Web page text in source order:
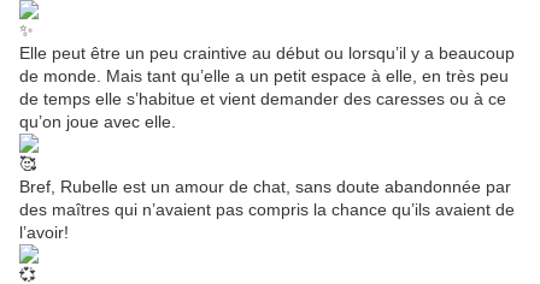
Elle peut être un peu craintive au début ou lorsqu’il y a beaucoup
de monde. Mais tant qu’elle a un petit espace à elle, en très peu
de temps elle s’habitue et vient demander des caresses ou à ce
qu’on joue avec elle.
Bref, Rubelle est un amour de chat, sans doute abandonnée par
des maîtres qui n’avaient pas compris la chance qu’ils avaient de
l’avoir!